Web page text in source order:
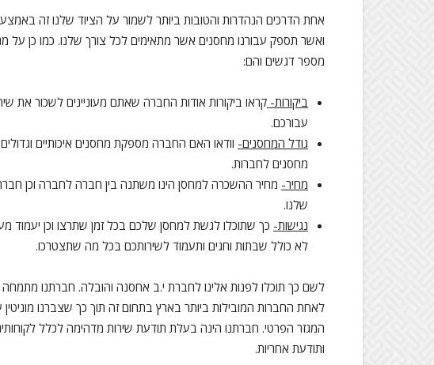
אחת הדרכים הנהדרות והטובות ביותר לשמור על הציוד שלנו זה
ואשר תספק עבורנו מחסנים אשר מתאימים לכל צורך שלנו. כמו כן
מספר דגשים והם:
ביקורות- קראו ביקורות אודות החברה שאתם מעוניינים לשכור את
עבורכם.
גודל המחסנים- וודאו האם החברה מספקת מחסנים איכותיים
מחסנים לחברות.
מחיר- מחיר ההשכרה למחסן הינו משתנה בין חברה לחברה וכן
שלנו.
נגישות-
לא כולל שבתות וחגים ותעמוד לשירותכם בכל מה שתצטרכו.
לשם כך תוכלו לפנות אלינו לחברת י.ב אחסנה והובלה. חברתנו
לאחת החברות המובילות ביותר בארץ בתחום זה תוך כך שצברנו
המגזר הפרטי. חברתנו הינה בעלת תודעת שירות מדהימה לכלל
ותודעת אחריות.